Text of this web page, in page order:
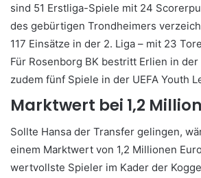
sind 51 Erstliga-Spiele mit 24
des gebürtigen Trondheimers
117 Einsätze in der 2. Liga – mit 23
Für Rosenborg BK bestritt Erlien in der
zudem fünf Spiele in der UEFA Youth
Marktwert bei 1,2
Sollte Hansa der Transfer gelingen,
einem Marktwert von 1,2 Millionen
wertvollste Spieler im Kader der